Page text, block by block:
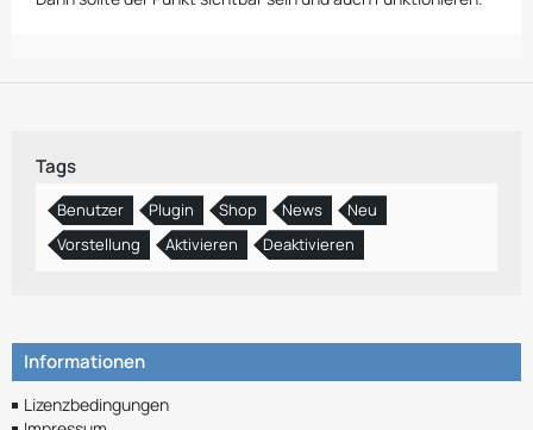
Tags
Benutzer Plugin Shop News
Neu
Vorstellung
Aktivieren Deaktivieren
Informationen
Lizenzbedingungen